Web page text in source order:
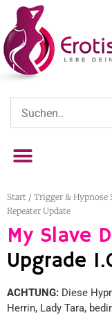
Start / Trigger & Hypnose
Repeater Update
My Slave
Upgrade
ACHTUNG: Diese
Herrin, Lady Tara,